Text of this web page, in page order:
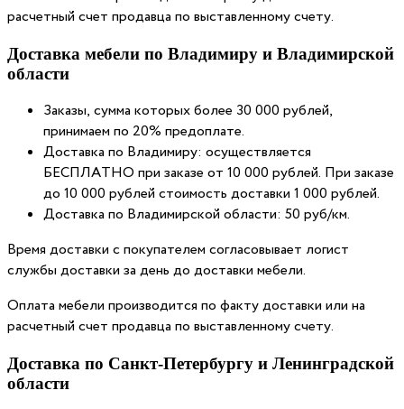
расчетный счет продавца по выставленному счету.
Доставка мебели по Владимиру и Владимирской
области
Заказы, сумма которых более 30 000 рублей,
принимаем по 20% предоплате.
Доставка по Владимиру: осуществляется
БЕСПЛАТНО при заказе от 10 000 рублей. При заказе
до 10 000 рублей стоимость доставки 1 000 рублей.
Доставка по Владимирской области: 50 руб/км.
Время доставки с покупателем согласовывает логист
службы доставки за день до доставки мебели.
Оплата мебели производится по факту доставки или на
расчетный счет продавца по выставленному счету.
Доставка по Санкт-Петербургу и Ленинградской
области